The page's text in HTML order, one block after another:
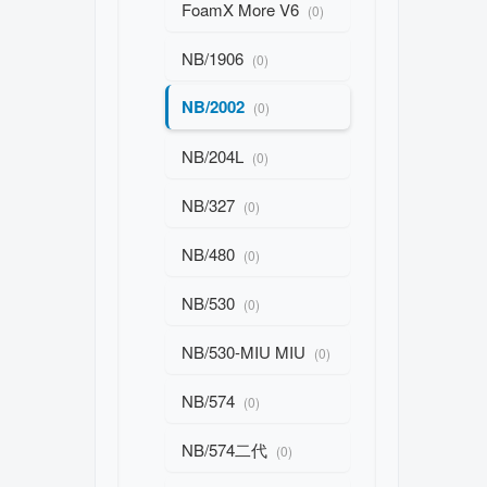
FoamX More V6 (0)
NB/1906 (0)
NB/2002 (0)
NB/204L (0)
NB/327 (0)
NB/480 (0)
NB/530 (0)
NB/530-MIU MIU (0)
NB/574 (0)
NB/574二代 (0)